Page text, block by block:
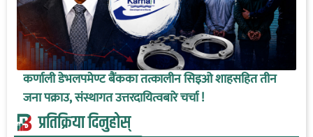
कर्णाली डेभलपमेण्ट बैंकका तत्कालीन सिइओ शाहसहित तीन
जना पक्राउ, संस्थागत उत्तरदायित्वबारे चर्चा !
प्रतिक्रिया दिनुहोस्